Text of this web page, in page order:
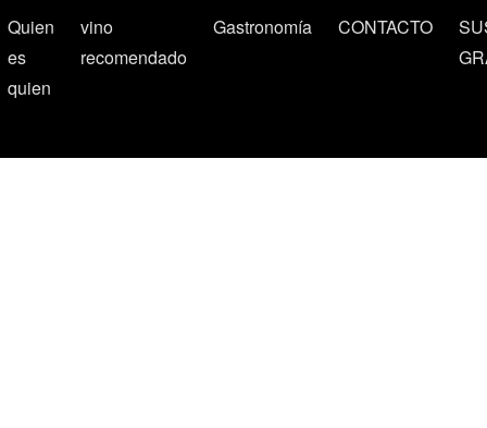
Quien
es
quien
vino
recomendado
Gastronomía CONTACTO